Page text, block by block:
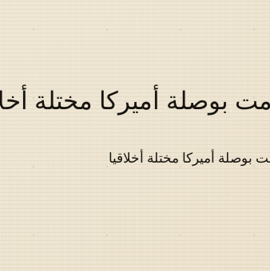
بوصلة أميركا مختلة
بوصلة أميركا مختلة أخلاقيا